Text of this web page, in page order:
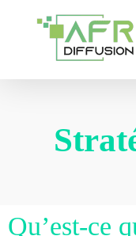
AFR – DIFFUSION
Qu’est-ce